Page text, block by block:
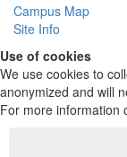
Campus Map
Site Info
Use of cookies
We use cookies to
anonymized and will
For more information